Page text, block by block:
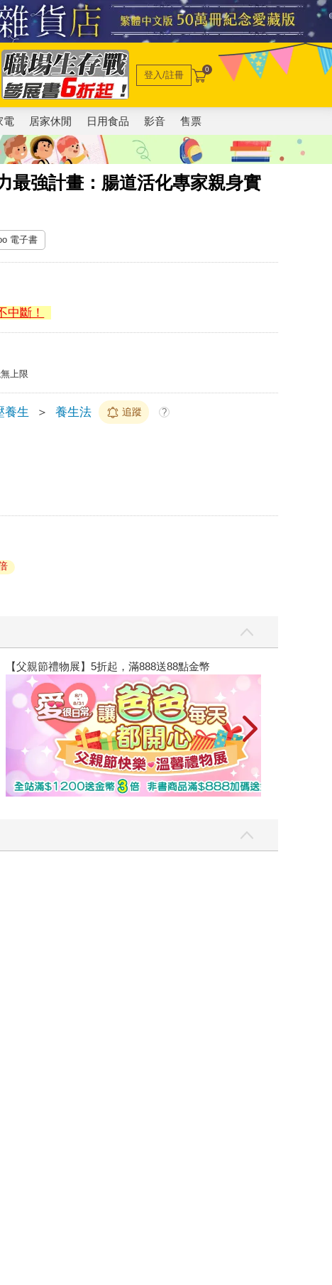
登入/註冊 0
電 居家休閒 日用食品 影音 售票
最強計畫：腸道活化專家親身實
電子書
中斷！
上限
養生 ＞ 養生法 追蹤 ?